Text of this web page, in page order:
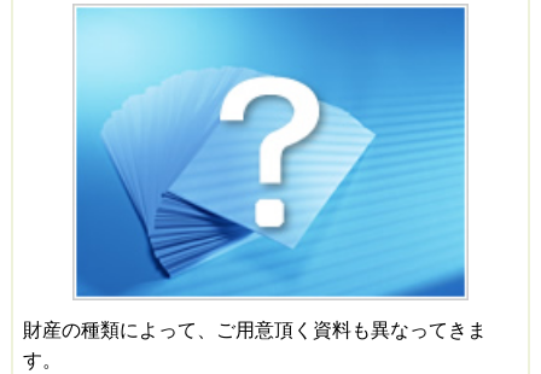
財産の種類によって、ご用意頂く資料も異なってきま
す。